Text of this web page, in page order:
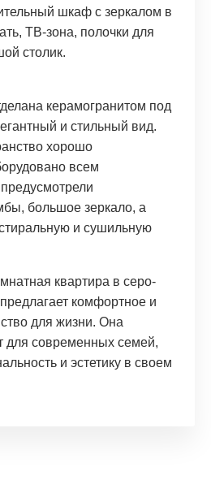
шкаф с зеркалом в
ТВ-зона, полочки для
столик.
керамогранитом под
и стильный вид.
хорошо
всем
большое зеркало, а
и сушильную
квартира в серо-
комфортное и
для жизни. Она
для современных семей,
и эстетику в своем